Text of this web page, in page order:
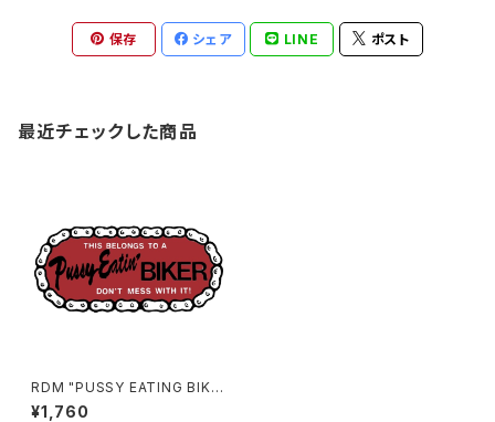
保存 シェア LINE ポスト
最近チェックした商品
RDM "PUSSY EATING BIKE
R" Reflective Sticker
¥1,760